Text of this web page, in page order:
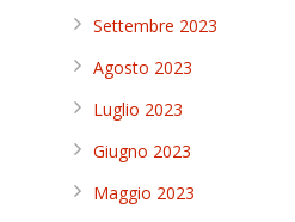
Settembre 2023
Agosto 2023
Luglio 2023
Giugno 2023
Maggio 2023